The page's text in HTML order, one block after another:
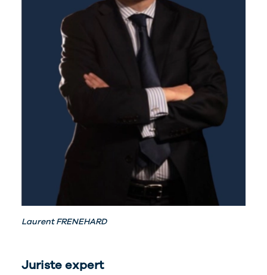
Laurent FRENEHARD
Juriste expert